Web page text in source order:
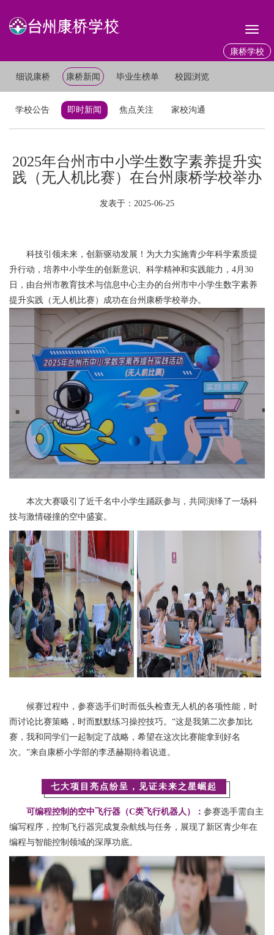
康桥学校
细说康桥 康桥新闻 毕业生榜单 校园浏览
学校公告 即时新闻 焦点关注 家校沟通
2025年台州市中小学生数字素养提升实
践（无人机比赛）在台州康桥学校举办
发表于：2025-06-25
科技引领未来，创新驱动发展！为大力实施青少年科学素质提
升行动，培养中小学生的创新意识、科学精神和实践能力，4月30
日，由台州市教育技术与信息中心主办的台州市中小学生数字素养
提升实践（无人机比赛）成功在台州康桥学校举办。
本次大赛吸引了近千名中小学生踊跃参与，共同演绎了一场科
技与激情碰撞的空中盛宴。
候赛过程中，参赛选手们时而低头检查无人机的各项性能，时
而讨论比赛策略，时而默默练习操控技巧。“这是我第二次参加比
赛，我和同学们一起制定了战略，希望在这次比赛能拿到好名
次。”来自康桥小学部的李丞赫期待着说道。
七大项目亮点纷呈，见证未来之星崛起
可编程控制的空中飞行器（C类飞行机器人）： 参赛选手需自主
编写程序，控制飞行器完成复杂航线与任务，展现了新区青少年在
编程与智能控制领域的深厚功底。